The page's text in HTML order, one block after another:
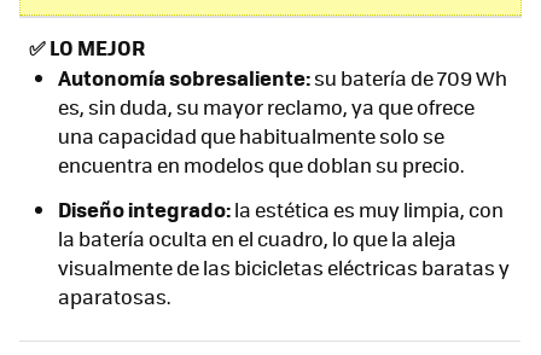
✅LO MEJOR
Autonomía sobresaliente:su batería de 709 Wh
es, sin duda, su mayor reclamo, ya que ofrece
una capacidad que habitualmente solo se
encuentra en modelos que doblan su precio.
Diseño integrado:la estética es muy limpia, con
la batería oculta en el cuadro, lo que la aleja
visualmente de las bicicletas eléctricas baratas y
aparatosas.